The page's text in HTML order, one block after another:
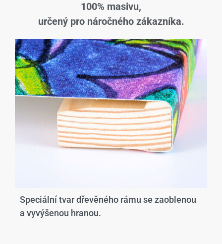
100% masivu,
určený pro náročného zákazníka.
Speciální tvar dřevěného rámu se zaoblenou
a vyvýšenou hranou.​